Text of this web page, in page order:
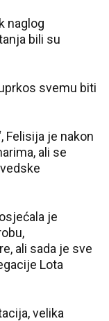
naglog
bili su
svemu biti
Felisija je nakon
ali se
je
ali sada je sve
Lota
velika